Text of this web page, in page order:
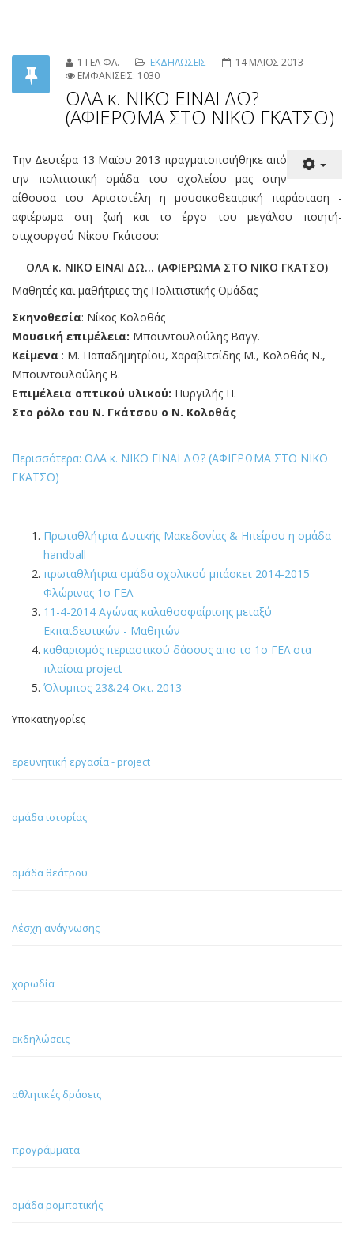
1 ΓΕΛ ΦΛ. ΕΚΔΗΛΩΣΕΙΣ
14 ΜΑΙΟΣ 2013
ΕΜΦΑΝΙΣΕΙΣ: 1030
ΟΛΑ κ. ΝΙΚΟ ΕΙΝΑΙ ΔΩ?
(ΑΦΙΕΡΩΜΑ ΣΤΟ ΝΙΚΟ ΓΚΑΤΣΟ)
Την Δευτέρα 13 Μαϊου 2013 πραγματοποιήθηκε από
την πολιτιστική ομάδα του σχολείου μας στην
αίθουσα του Αριστοτέλη η μουσικοθεατρική παράσταση -
αφιέρωμα στη ζωή και το έργο του μεγάλου ποιητή-
στιχουργού Νίκου Γκάτσου:
ΟΛΑ κ. ΝΙΚΟ ΕΙΝΑΙ ΔΩ… (ΑΦΙΕΡΩΜΑ ΣΤΟ ΝΙΚΟ ΓΚΑΤΣΟ)
Μαθητές και μαθήτριες της Πολιτιστικής Ομάδας
Σκηνοθεσία: Νίκος Κολοθάς
Μουσική επιμέλεια: Μπουντουλούλης Βαγγ.
Κείμενα : Μ. Παπαδημητρίου, Χαραβιτσίδης Μ., Κολοθάς Ν.,
Μπουντουλούλης Β.
Επιμέλεια οπτικού υλικού: Πυργιλής Π.
Στο ρόλο του Ν. Γκάτσου ο Ν. Κολοθάς
Περισσότερα: ΟΛΑ κ. ΝΙΚΟ ΕΙΝΑΙ ΔΩ? (ΑΦΙΕΡΩΜΑ ΣΤΟ ΝΙΚΟ
ΓΚΑΤΣΟ)
Πρωταθλήτρια Δυτικής Μακεδονίας & Ηπείρου η ομάδα
handball
πρωταθλήτρια ομάδα σχολικού μπάσκετ 2014-2015
Φλώρινας 1ο ΓΕΛ
11-4-2014 Αγώνας καλαθοσφαίρισης μεταξύ
Εκπαιδευτικών - Μαθητών
καθαρισμός περιαστικού δάσους απο το 1ο ΓΕΛ στα
πλαίσια project
Όλυμπος 23&24 Οκτ. 2013
Υποκατηγορίες
ερευνητική εργασία - project
ομάδα ιστορίας
ομάδα θεάτρου
Λέσχη ανάγνωσης
χορωδία
εκδηλώσεις
αθλητικές δράσεις
προγράμματα
ομάδα ρομποτικής